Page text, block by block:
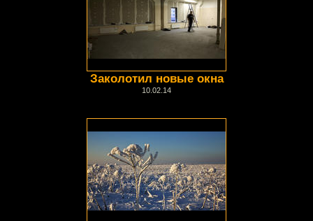
Заколотил новые окна
10.02.14